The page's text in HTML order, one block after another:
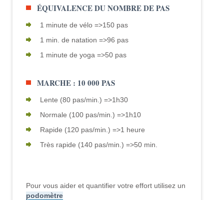
ÉQUIVALENCE DU NOMBRE DE PAS
1 minute de vélo =>150 pas
1 min. de natation =>96 pas
1 minute de yoga =>50 pas
MARCHE : 10 000 PAS
Lente (80 pas/min.) =>1h30
Normale (100 pas/min.) =>1h10
Rapide (120 pas/min.) =>1 heure
Très rapide (140 pas/min.) =>50 min.
Pour vous aider et quantifier votre effort utilisez un
podomètre